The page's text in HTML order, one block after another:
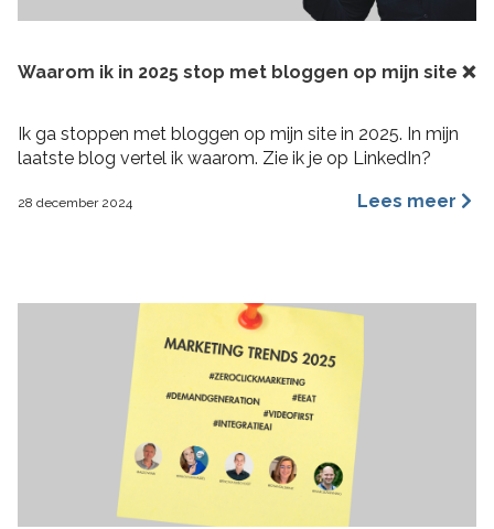
Waarom ik in 2025 stop met bloggen op mijn site ❌
Ik ga stoppen met bloggen op mijn site in 2025. In mijn
laatste blog vertel ik waarom. Zie ik je op LinkedIn?
28 december 2024 Lees meer